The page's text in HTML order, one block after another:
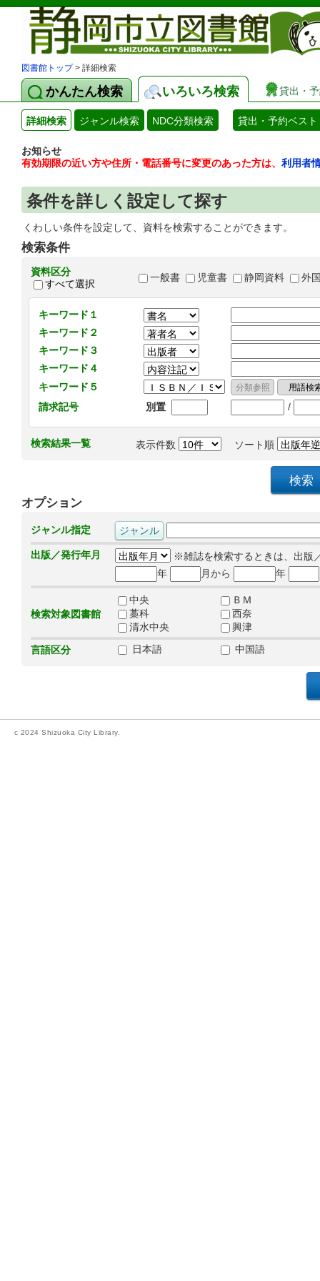
図書館トップ> 詳細検索
かんたん検索 いろいろ検索 貸出・
詳細検索 ジャンル検索 NDC分類検索 貸出・予約ベスト
お知らせ
有効期限の近い方や住所・電話番号に変更のあった方は、 利用者
条件を詳しく設定して探す
くわしい条件を設定して、資料を検索することができます。
検索条件
資料区分
すべて選択
一般書 児童書 静岡資料 外
キーワード１
キーワード２
キーワード３
キーワード４
キーワード５
請求記号
別置 /
検索結果一覧 表示件数 ソート順
オプション
ジャンル指定
出版／発行年月
※雑誌を検索するときは、出版
年
月から 年
検索対象図書館
中央
ＢＭ
藁科
西奈
清水中央
興津
言語区分
日本語 中国語
c 2024 Shizuoka City Library.